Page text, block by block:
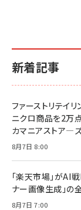
新着記事
ファーストリテイ
ニクロ商品を2万
カマニアストア―ズ
8月7日 8:00
「楽天市場」がAI
ナー画像生成」の
8月7日 7:00